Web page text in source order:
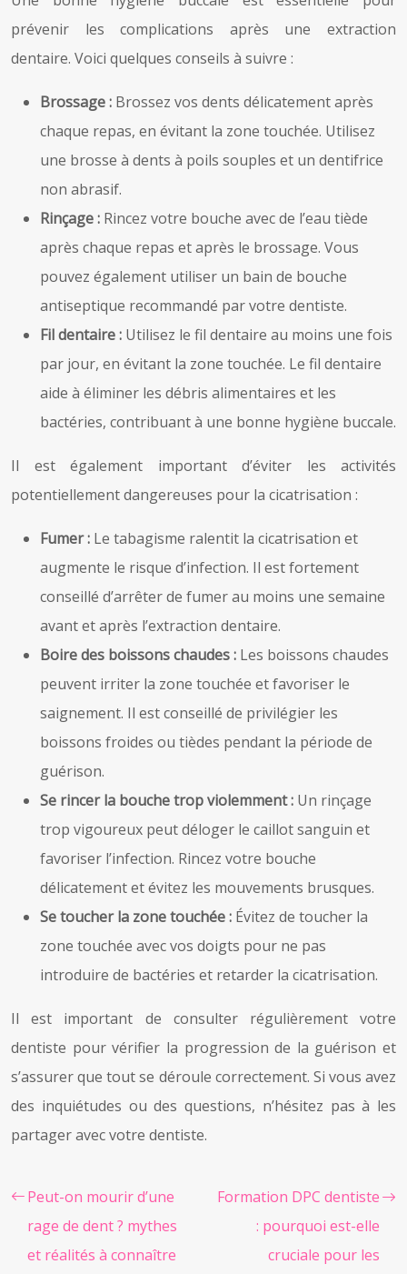
prévenir les complications après une extraction
dentaire. Voici quelques conseils à suivre :
Brossage : Brossez vos dents délicatement après
chaque repas, en évitant la zone touchée. Utilisez
une brosse à dents à poils souples et un dentifrice
non abrasif.
Rinçage : Rincez votre bouche avec de l’eau tiède
après chaque repas et après le brossage. Vous
pouvez également utiliser un bain de bouche
antiseptique recommandé par votre dentiste.
Fil dentaire : Utilisez le fil dentaire au moins une fois
par jour, en évitant la zone touchée. Le fil dentaire
aide à éliminer les débris alimentaires et les
bactéries, contribuant à une bonne hygiène buccale.
Il est également important d’éviter les activités
potentiellement dangereuses pour la cicatrisation :
Fumer : Le tabagisme ralentit la cicatrisation et
augmente le risque d’infection. Il est fortement
conseillé d’arrêter de fumer au moins une semaine
avant et après l’extraction dentaire.
Boire des boissons chaudes : Les boissons chaudes
peuvent irriter la zone touchée et favoriser le
saignement. Il est conseillé de privilégier les
boissons froides ou tièdes pendant la période de
guérison.
Se rincer la bouche trop violemment : Un rinçage
trop vigoureux peut déloger le caillot sanguin et
favoriser l’infection. Rincez votre bouche
délicatement et évitez les mouvements brusques.
Se toucher la zone touchée : Évitez de toucher la
zone touchée avec vos doigts pour ne pas
introduire de bactéries et retarder la cicatrisation.
Il est important de consulter régulièrement votre
dentiste pour vérifier la progression de la guérison et
s’assurer que tout se déroule correctement. Si vous avez
des inquiétudes ou des questions, n’hésitez pas à les
partager avec votre dentiste.
Peut-on mourir d’une
rage de dent ? mythes
et réalités à connaître
Formation DPC dentiste
: pourquoi est-elle
cruciale pour les